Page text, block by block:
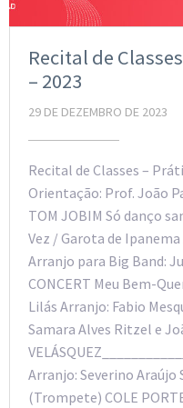
Recital de
– 2023
29 DE DEZEMBRO DE 2023
Recital de Classes –
Orientação: Prof. João
TOM JOBIM Só danço
Vez / Garota de
Arranjo para Big Band:
CONCERT Meu Bem-
Lilás Arranjo: Fabio
Samara Alves Ritzel e
Arranjo: Severino
(Trompete) COLE